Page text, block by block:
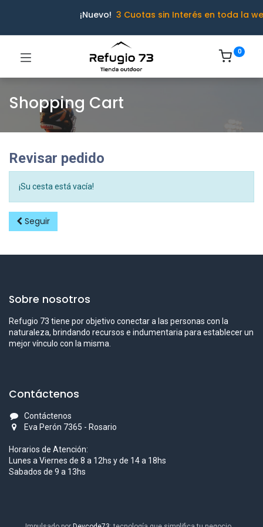
¡Nuevo! 3 Cuotas sin Interés en toda la
0
Shopping Cart
Revisar pedido
¡Su cesta está vacía!
Seguir
Sobre nosotros
Refugio 73 tiene por objetivo conectar a las personas con la
naturaleza, brindando recursos e indumentaria para establecer un
mejor vínculo con la misma.
Contáctenos
Contáctenos
Eva Perón 7365 - Rosario
Horarios de Atención:
Lunes a Viernes de 8 a 12hs y de 14 a 18hs
Sabados de 9 a 13hs